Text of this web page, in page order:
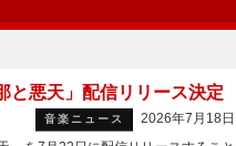
悪天」配信リリース決定
音楽ニュース
2026年7月18日